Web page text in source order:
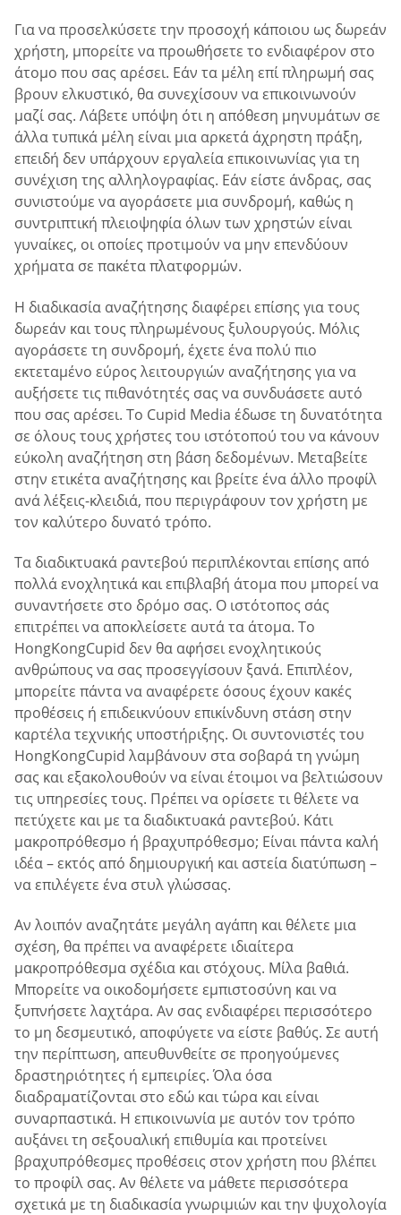
Για να προσελκύσετε την προσοχή κάποιου ως δωρεάν
χρήστη, μπορείτε να προωθήσετε το ενδιαφέρον στο
άτομο που σας αρέσει. Εάν τα μέλη επί πληρωμή σας
βρουν ελκυστικό, θα συνεχίσουν να επικοινωνούν
μαζί σας. Λάβετε υπόψη ότι η απόθεση μηνυμάτων σε
άλλα τυπικά μέλη είναι μια αρκετά άχρηστη πράξη,
επειδή δεν υπάρχουν εργαλεία επικοινωνίας για τη
συνέχιση της αλληλογραφίας. Εάν είστε άνδρας, σας
συνιστούμε να αγοράσετε μια συνδρομή, καθώς η
συντριπτική πλειοψηφία όλων των χρηστών είναι
γυναίκες, οι οποίες προτιμούν να μην επενδύουν
χρήματα σε πακέτα πλατφορμών.
Η διαδικασία αναζήτησης διαφέρει επίσης για τους
δωρεάν και τους πληρωμένους ξυλουργούς. Μόλις
αγοράσετε τη συνδρομή, έχετε ένα πολύ πιο
εκτεταμένο εύρος λειτουργιών αναζήτησης για να
αυξήσετε τις πιθανότητές σας να συνδυάσετε αυτό
που σας αρέσει. Το Cupid Media έδωσε τη δυνατότητα
σε όλους τους χρήστες του ιστότοπού του να κάνουν
εύκολη αναζήτηση στη βάση δεδομένων. Μεταβείτε
στην ετικέτα αναζήτησης και βρείτε ένα άλλο προφίλ
ανά λέξεις-κλειδιά, που περιγράφουν τον χρήστη με
τον καλύτερο δυνατό τρόπο.
Τα διαδικτυακά ραντεβού περιπλέκονται επίσης από
πολλά ενοχλητικά και επιβλαβή άτομα που μπορεί να
συναντήσετε στο δρόμο σας. Ο ιστότοπος σάς
επιτρέπει να αποκλείσετε αυτά τα άτομα. Το
HongKongCupid δεν θα αφήσει ενοχλητικούς
ανθρώπους να σας προσεγγίσουν ξανά. Επιπλέον,
μπορείτε πάντα να αναφέρετε όσους έχουν κακές
προθέσεις ή επιδεικνύουν επικίνδυνη στάση στην
καρτέλα τεχνικής υποστήριξης. Οι συντονιστές του
HongKongCupid λαμβάνουν στα σοβαρά τη γνώμη
σας και εξακολουθούν να είναι έτοιμοι να βελτιώσουν
τις υπηρεσίες τους. Πρέπει να ορίσετε τι θέλετε να
πετύχετε και με τα διαδικτυακά ραντεβού. Κάτι
μακροπρόθεσμο ή βραχυπρόθεσμο; Είναι πάντα καλή
ιδέα – εκτός από δημιουργική και αστεία διατύπωση –
να επιλέγετε ένα στυλ γλώσσας.
Αν λοιπόν αναζητάτε μεγάλη αγάπη και θέλετε μια
σχέση, θα πρέπει να αναφέρετε ιδιαίτερα
μακροπρόθεσμα σχέδια και στόχους. Μίλα βαθιά.
Μπορείτε να οικοδομήσετε εμπιστοσύνη και να
ξυπνήσετε λαχτάρα. Αν σας ενδιαφέρει περισσότερο
το μη δεσμευτικό, αποφύγετε να είστε βαθύς. Σε αυτή
την περίπτωση, απευθυνθείτε σε προηγούμενες
δραστηριότητες ή εμπειρίες. Όλα όσα
διαδραματίζονται στο εδώ και τώρα και είναι
συναρπαστικά. Η επικοινωνία με αυτόν τον τρόπο
αυξάνει τη σεξουαλική επιθυμία και προτείνει
βραχυπρόθεσμες προθέσεις στον χρήστη που βλέπει
το προφίλ σας. Αν θέλετε να μάθετε περισσότερα
σχετικά με τη διαδικασία γνωριμιών και την ψυχολογία